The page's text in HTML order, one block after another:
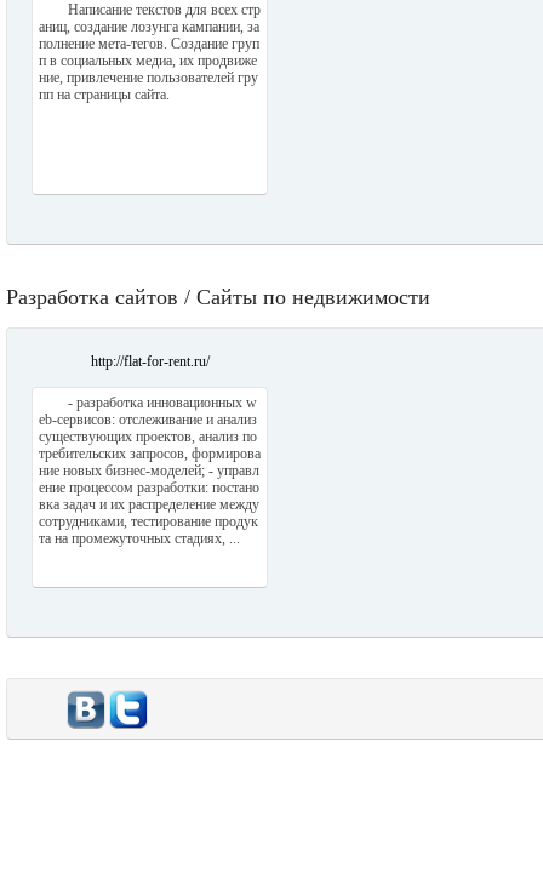
Написание текстов для всех стр
аниц, создание лозунга кампании, за
полнение мета-тегов. Создание груп
п в социальных медиа, их продвиже
ние, привлечение пользователей гру
пп на страницы сайта.
Разработка сайтов / Сайты по недвижимости
http://flat-for-rent.ru/
- разработка инновационных w
eb-сервисов: отслеживание и анализ
существующих проектов, анализ по
требительских запросов, формирова
ние новых бизнес-моделей; - управл
ение процессом разработки: постано
вка задач и их распределение между
сотрудниками, тестирование продук
та на промежуточных стадиях, ...